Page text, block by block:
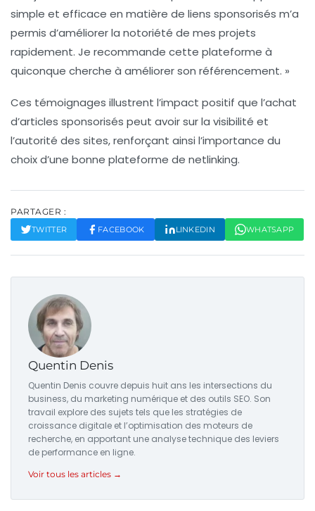
simple et efficace en matière de liens sponsorisés m’a
permis d’améliorer la notoriété de mes projets
rapidement. Je recommande cette plateforme à
quiconque cherche à améliorer son référencement. »
Ces témoignages illustrent l’impact positif que l’achat
d’articles sponsorisés peut avoir sur la visibilité et
l’autorité des sites, renforçant ainsi l’importance du
choix d’une bonne plateforme de netlinking.
PARTAGER :
TWITTER FACEBOOK LINKEDIN WHATSAPP
Quentin Denis
Quentin Denis couvre depuis huit ans les intersections du
business, du marketing numérique et des outils SEO. Son
travail explore des sujets tels que les stratégies de
croissance digitale et l’optimisation des moteurs de
recherche, en apportant une analyse technique des leviers
de performance en ligne.
Voir tous les articles →